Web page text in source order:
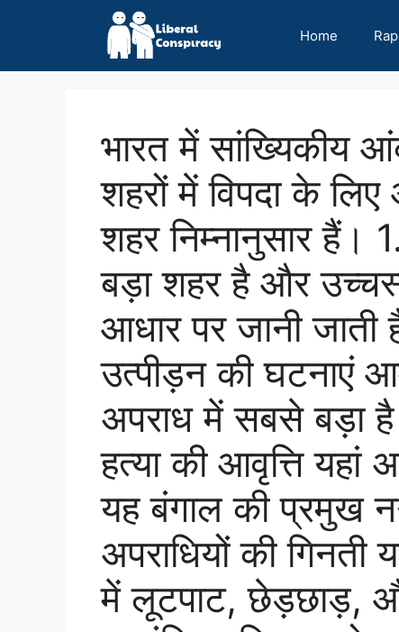
Home
भारत में सांख्यिकीय
शहरों में विपदा के
शहर निम्नानुसार हैं।
बड़ा शहर है और
आधार पर जानी
उत्पीड़न की घटनाएं
अपराध में सबसे बड़ा
हत्या की आवृत्ति
यह बंगाल की प्रमुख
अपराधियों की गिनती
में लूटपाट, छेड़छाड़,